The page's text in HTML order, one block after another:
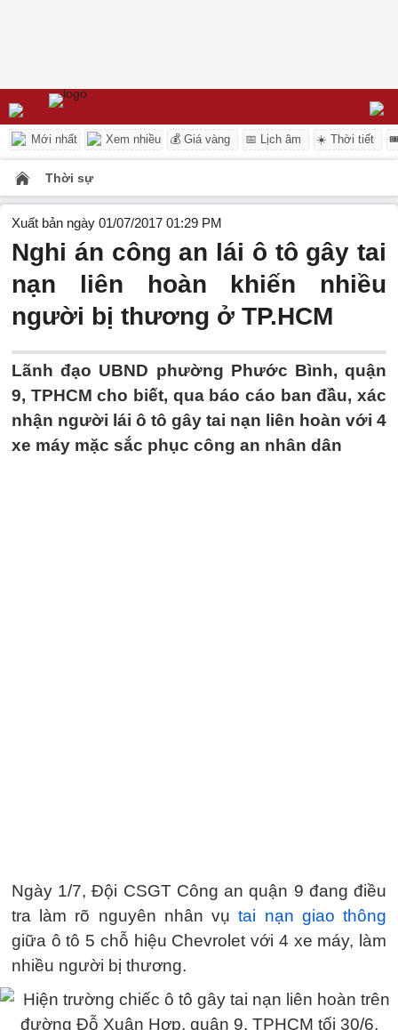
Mới nhất Xem nhiều 💰 Giá vàng 📅 Lịch âm ☀️ Thời tiết
Thời sự
Xuất bản ngày 01/07/2017 01:29 PM
Nghi án công an lái ô tô gây tai
nạn liên hoàn khiến nhiều
người bị thương ở TP.HCM
Lãnh đạo UBND phường Phước Bình, quận
9, TPHCM cho biết, qua báo cáo ban đầu, xác
nhận người lái ô tô gây tai nạn liên hoàn với 4
xe máy mặc sắc phục công an nhân dân
Ngày 1/7, Đội CSGT Công an quận 9 đang điều
tra làm rõ nguyên nhân vụtai nạn giao thông
giữa ô tô 5 chỗ hiệu Chevrolet với 4 xe máy, làm
nhiều người bị thương.